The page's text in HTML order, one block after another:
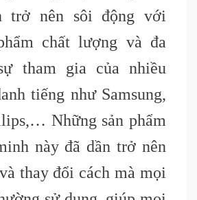
trở nên sôi động với
chất lượng và đa
tham gia của nhiều
tiếng như Samsung,
Những sản phẩm
này đã dần trở nên
thay đổi cách mà mọi